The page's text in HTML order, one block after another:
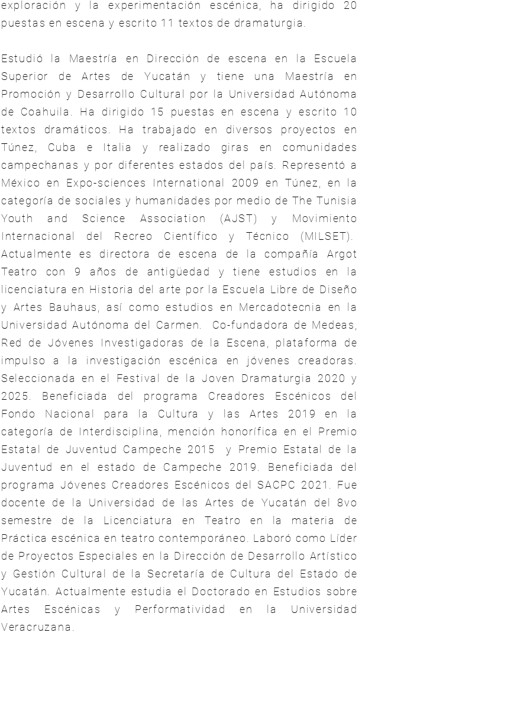
exploración y la experimentación escénica, ha dirigido 20
puestas en escena y escrito 11 textos de dramaturgia.
Estudió la Maestría en Dirección de escena en la Escuela
Superior de Artes de Yucatán y tiene una Maestría en
Promoción y Desarrollo Cultural por la Universidad Autónoma
de Coahuila. Ha dirigido 15 puestas en escena y escrito 10
textos dramáticos. Ha trabajado en diversos proyectos en
Túnez, Cuba e Italia y realizado giras en comunidades
campechanas y por diferentes estados del país. Representó a
México en Expo-sciences International 2009 en Túnez, en la
categoría de sociales y humanidades por medio de The Tunisia
Youth and Science Association (AJST) y Movimiento
Internacional del Recreo Científico y Técnico (MILSET).
Actualmente es directora de escena de la compañía Argot
Teatro con 9 años de antigüedad y tiene estudios en la
licenciatura en Historia del arte por la Escuela Libre de Diseño
y Artes Bauhaus, así como estudios en Mercadotecnia en la
Universidad Autónoma del Carmen. Co-fundadora de Medeas,
Red de Jóvenes Investigadoras de la Escena, plataforma de
impulso a la investigación escénica en jóvenes creadoras.
Seleccionada en el Festival de la Joven Dramaturgia 2020 y
2025. Beneficiada del programa Creadores Escénicos del
Fondo Nacional para la Cultura y las Artes 2019 en la
categoría de Interdisciplina, mención honorífica en el Premio
Estatal de Juventud Campeche 2015 y Premio Estatal de la
Juventud en el estado de Campeche 2019. Beneficiada del
programa Jóvenes Creadores Escénicos del SACPC 2021. Fue
docente de la Universidad de las Artes de Yucatán del 8vo
semestre de la Licenciatura en Teatro en la materia de
Práctica escénica en teatro contemporáneo. Laboró como Líder
de Proyectos Especiales en la Dirección de Desarrollo Artístico
y Gestión Cultural de la Secretaría de Cultura del Estado de
Yucatán. Actualmente estudia el Doctorado en Estudios sobre
Artes Escénicas y Performatividad en la Universidad
Veracruzana.